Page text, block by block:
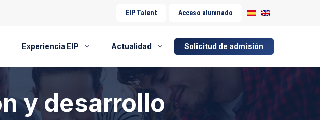
EIP Talent Acceso alumnado
Experiencia EIP Actualidad Solicitud de admisión
y desarrollo